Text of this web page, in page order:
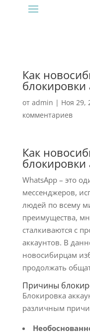
Как
блокировки
от admin | Ноя 29,
комментариев
Как
блокировки
WhatsApp – это
мессенджеров,
людей по всему
преимущества,
сталкиваются с
аккаунтов. В
новосибирцам
продолжать
Причины
Блокировка
различным